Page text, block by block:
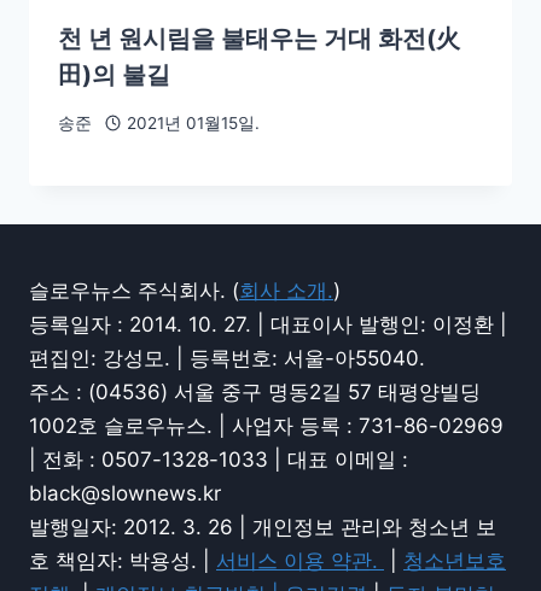
천 년 원시림을 불태우는 거대 화전(火
田)의 불길
송준 2021년 01월15일.
슬로우뉴스 주식회사. (회사 소개.)
등록일자 : 2014. 10. 27. | 대표이사 발행인: 이정환 |
편집인: 강성모. | 등록번호: 서울-아55040.
주소 : (04536) 서울 중구 명동2길 57 태평양빌딩
1002호 슬로우뉴스. | 사업자 등록 : 731-86-02969
| 전화 : 0507-1328-1033 | 대표 이메일 :
black@slownews.kr
발행일자: 2012. 3. 26 | 개인정보 관리와 청소년 보
호 책임자: 박용성. | 서비스 이용 약관.
청소년보호